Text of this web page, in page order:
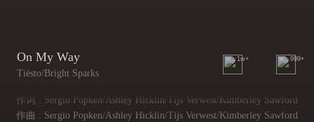
On My Way
Tiësto/Bright Sparks
1w+ 999+
作词 : Sergio Popken/Ashley Hicklin/Tijs Verwest/Kimberley Sawford
作曲 : Sergio Popken/Ashley Hicklin/Tijs Verwest/Kimberley Sawford